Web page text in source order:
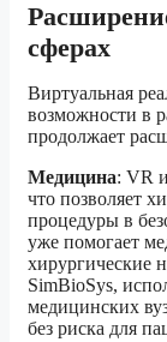
сферах
Виртуальная
возможности в
продолжает
Медицина: VR
что позволяет
процедуры в
уже помогает
хирургические
SimBioSys,
медицинских
без риска для